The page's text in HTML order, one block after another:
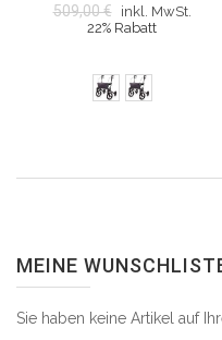
509,00 €
inkl. MwSt.
22% Rabatt
MEINE
Sie haben keine Artikel auf